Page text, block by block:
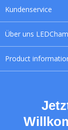
Über uns
Product
Kundenservice